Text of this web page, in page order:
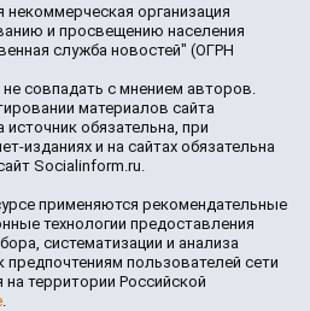
организация
и просвещению населения
служба новостей" (ОГРН
совпадать с мнением авторов.
материалов сайта
обязательна, при
изданиях и на сайтах обязательна
Socialinform.ru.
применяются рекомендательные
технологии предоставления
систематизации и анализа
предпочтениям пользователей сети
территории Российской